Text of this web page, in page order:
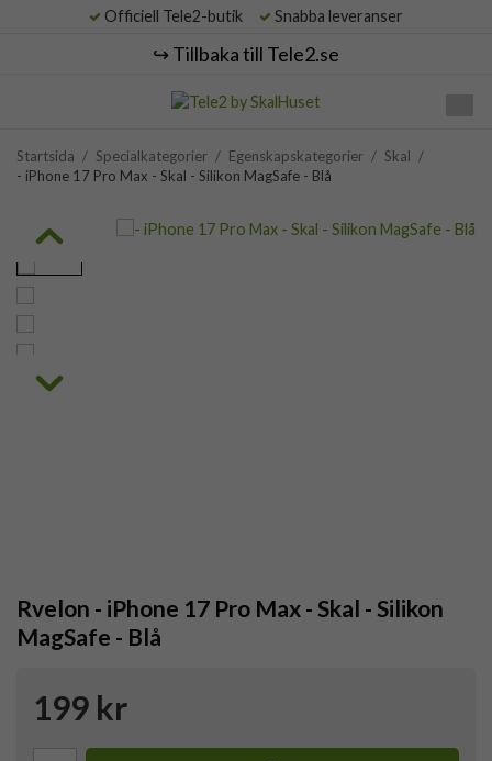
Officiell Tele2-butik Snabba leveranser
↪️ Tillbaka till Tele2.se
Startsida / Specialkategorier / Egenskapskategorier / Skal /
- iPhone 17 Pro Max - Skal - Silikon MagSafe - Blå
Rvelon - iPhone 17 Pro Max - Skal - Silikon
MagSafe - Blå
199 kr